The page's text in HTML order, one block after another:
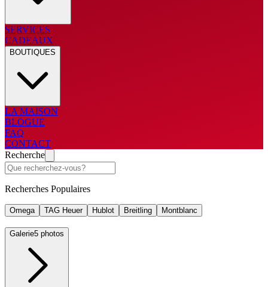
SERVICES
CADEAUX
BOUTIQUES
LA MAISON
BLOGUE
FAQ
CONTACT
Recherche
Recherches Populaires
Omega TAG Heuer Hublot Breitling Montblanc
Galerie5 photos